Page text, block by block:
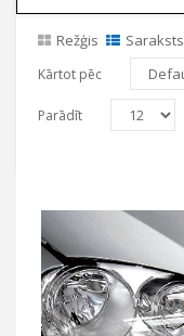
Režģis Saraksts
Kārtot pēc
Parādīt